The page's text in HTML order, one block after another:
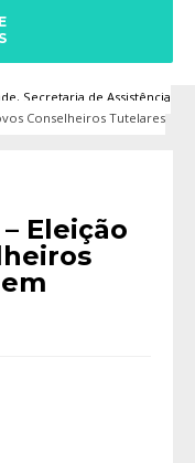
, Secretaria de Assistência
Conselheiros Tutelares
Eleição